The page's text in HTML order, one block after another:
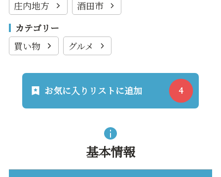
庄内地方
酒田市
カテゴリー
買い物
グルメ
お気に入りリストに追加
基本情報